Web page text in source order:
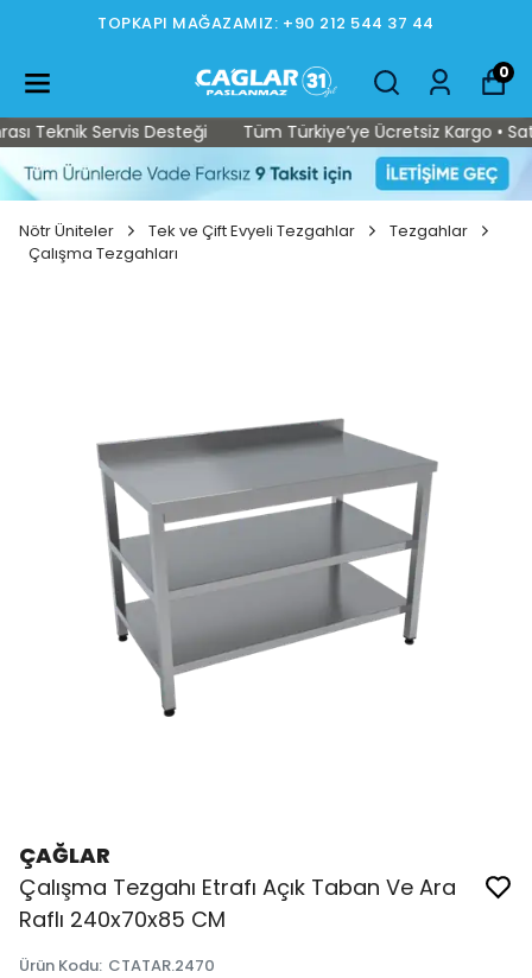
TOPKAPI MAĞAZAMIZ: +90 212 544 37 44
0
Teknik Servis Desteği Tüm Türkiye’ye Ücretsiz Kargo •
Nötr Üniteler Tek ve Çift Evyeli Tezgahlar
Tezgahlar
Çalışma Tezgahları
ÇAĞLAR
Çalışma Tezgahı Etrafı Açık Taban Ve Ara
Raflı 240x70x85 CM
Ürün Kodu: CTATAR.2470